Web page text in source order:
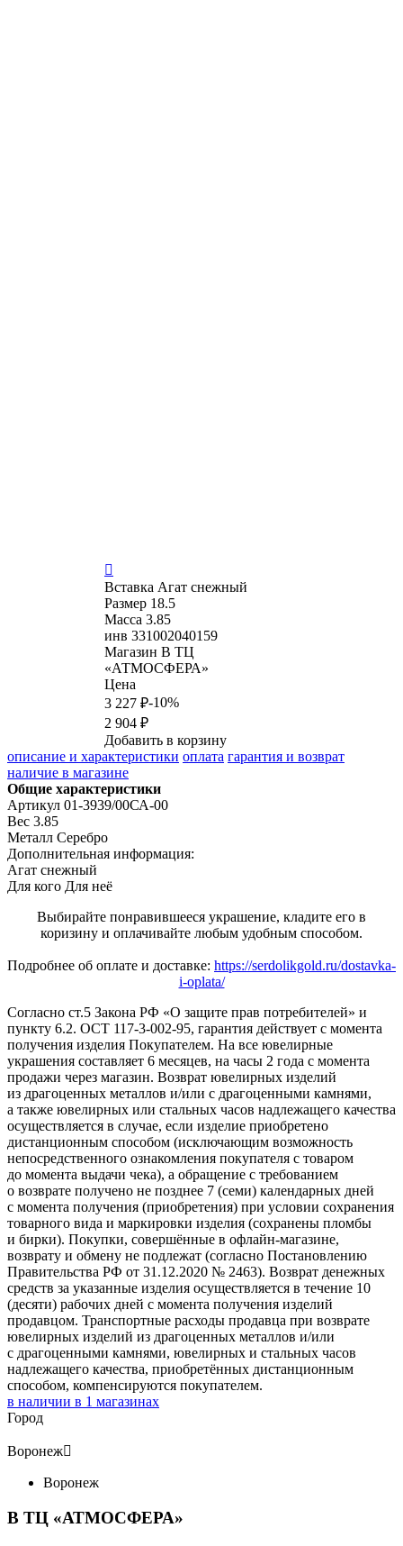

Вставка Агат снежный
Размер 18.5
Масса 3.85
инв 331002040159
Магазин В ТЦ
«АТМОСФЕРА»
Цена
3 227 ₽-10%
2 904 ₽
Добавить в корзину
описание и характеристики оплата гарантия и возврат
наличие в магазине
Общие характеристики
Артикул 01-3939/00СА-00
Вес 3.85
Металл Серебро
Дополнительная информация:
Агат снежный
Для кого Для неё
Выбирайте понравившееся украшение, кладите его в
коризину и оплачивайте любым удобным способом.
Подробнее об оплате и доставке: https://serdolikgold.ru/dostavka-
i-oplata/
Согласно ст.5 Закона РФ «О защите прав потребителей» и
пункту 6.2. ОСТ 117-3-002-95, гарантия действует с момента
получения изделия Покупателем. На все ювелирные
украшения составляет 6 месяцев, на часы 2 года с момента
продажи через магазин. Возврат ювелирных изделий
из драгоценных металлов и/или с драгоценными камнями,
а также ювелирных или стальных часов надлежащего качества
осуществляется в случае, если изделие приобретено
дистанционным способом (исключающим возможность
непосредственного ознакомления покупателя с товаром
до момента выдачи чека), а обращение с требованием
о возврате получено не позднее 7 (семи) календарных дней
с момента получения (приобретения) при условии сохранения
товарного вида и маркировки изделия (сохранены пломбы
и бирки). Покупки, совершённые в офлайн-магазине,
возврату и обмену не подлежат (согласно Постановлению
Правительства РФ от 31.12.2020 № 2463). Возврат денежных
средств за указанные изделия осуществляется в течение 10
(десяти) рабочих дней с момента получения изделий
продавцом. Транспортные расходы продавца при возврате
ювелирных изделий из драгоценных металлов и/или
с драгоценными камнями, ювелирных и стальных часов
надлежащего качества, приобретённых дистанционным
способом, компенсируются покупателем.
в наличии в 1 магазинах
Город
Воронеж
Воронеж
В ТЦ «АТМОСФЕРА»